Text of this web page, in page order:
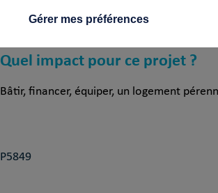
Quel impact pour ce projet ?
Bâtir, financer, équiper, un logement
P5849
Gérer mes préférences